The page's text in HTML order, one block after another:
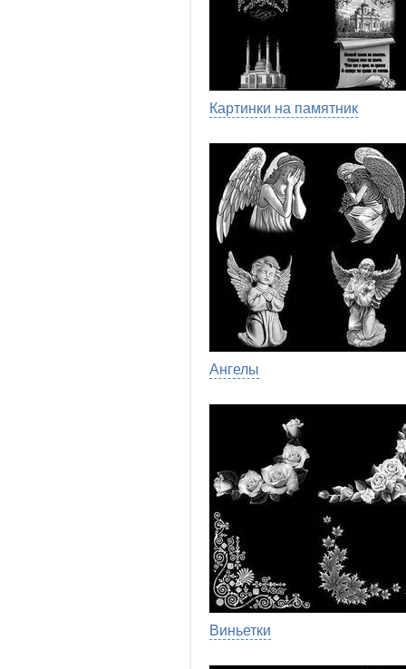
Картинки на памятник
Ангелы
Виньетки